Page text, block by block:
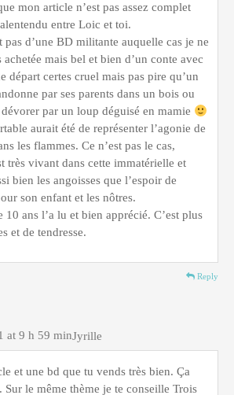
mon article n’est pas assez complet
entre Loic et toi.
pas d’une BD militante auquelle cas je ne
achetée mais bel et bien d’un conte avec
départ certes cruel mais pas pire qu’un
par ses parents dans un bois ou
par un loup déguisé en mamie
aurait été de représenter l’agonie de
les flammes. Ce n’est pas le cas,
très vivant dans cette immatérielle et
bien les angoisses que l’espoir de
son enfant et les nôtres.
10 ans l’a lu et bien apprécié. C’est plus
et de tendresse.
Reply
Jyrille
at 9 h 59 min
et une bd que tu vends très bien. Ça
Sur le même thème je te conseille Trois